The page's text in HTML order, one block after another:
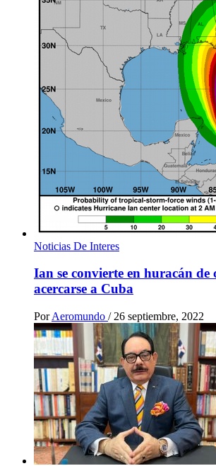
Noticias De Interes
Ian se convierte en huracán de
acercarse a Cuba
Por Aeromundo / 26 septiembre, 2022